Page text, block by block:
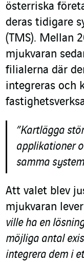
österriska
deras tidigare
(TMS). Mellan
mjukvaran
filialerna där
integreras och
”Kartlägga
applikationer
samma
Att valet blev
mjukvaran
ville ha en
möjliga antal
integrera dem i